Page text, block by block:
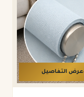
عرض التفاصيل